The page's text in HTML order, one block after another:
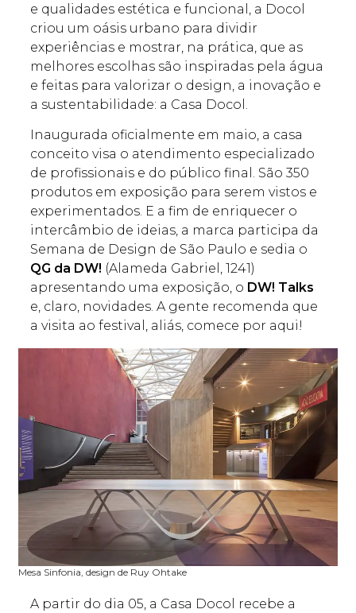
e qualidades estética e funcional, a Docol
criou um oásis urbano para dividir
experiências e mostrar, na prática, que as
melhores escolhas são inspiradas pela água
e feitas para valorizar o design, a inovação e
a sustentabilidade: a Casa Docol.
Inaugurada oficialmente em maio, a casa
conceito visa o atendimento especializado
de profissionais e do público final. São 350
produtos em exposição para serem vistos e
experimentados. E a fim de enriquecer o
intercâmbio de ideias, a marca participa da
Semana de Design de São Paulo e sedia o
QG da DW! (Alameda Gabriel, 1241)
apresentando uma exposição, o DW! Talks
e, claro, novidades. A gente recomenda que
a visita ao festival, aliás, comece por aqui!
Mesa Sinfonia, design de Ruy Ohtake
A partir do dia 05, a Casa Docol recebe a